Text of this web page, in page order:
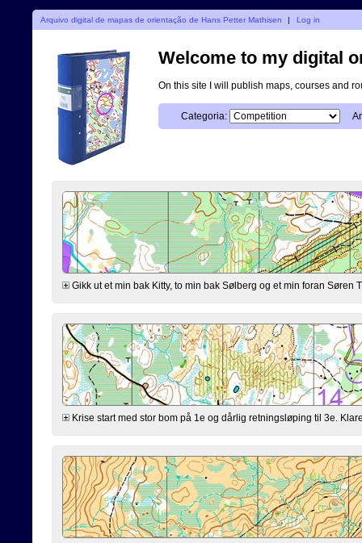
Arquivo digital de mapas de orientação de Hans Petter Mathisen | Log in
Welcome to my digital
On this site I will publish maps, courses and
Categoria:
Gikk ut et min bak Kitty, to min bak Sølberg og et min foran
Krise start med stor bom på 1e og dårlig retningsløping til 3e.